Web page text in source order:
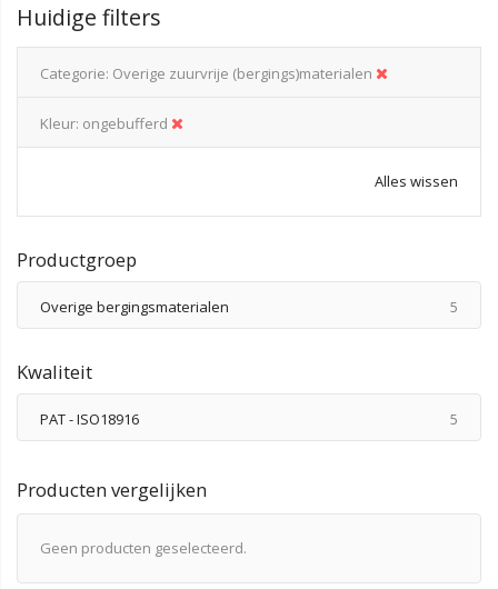
Huidige filters
Categorie Overige zuurvrije (bergings)materialen
Kleur ongebufferd
Alles wissen
Productgroep
Overige bergingsmaterialen 5
Kwaliteit
PAT - ISO18916 5
Producten vergelijken
Geen producten geselecteerd.